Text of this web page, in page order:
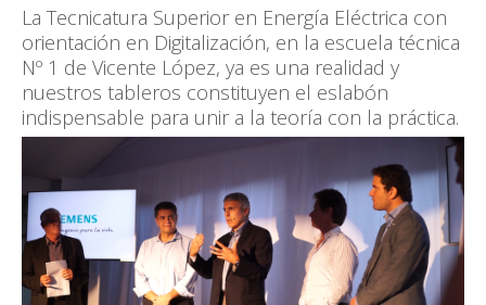
CONTACTO
La Tecnicatura Superior en Energía Eléctrica con
orientación en Digitalización, en la escuela técnica
Nº 1 de Vicente López, ya es una realidad y
nuestros tableros constituyen el eslabón
indispensable para unir a la teoría con la práctica.